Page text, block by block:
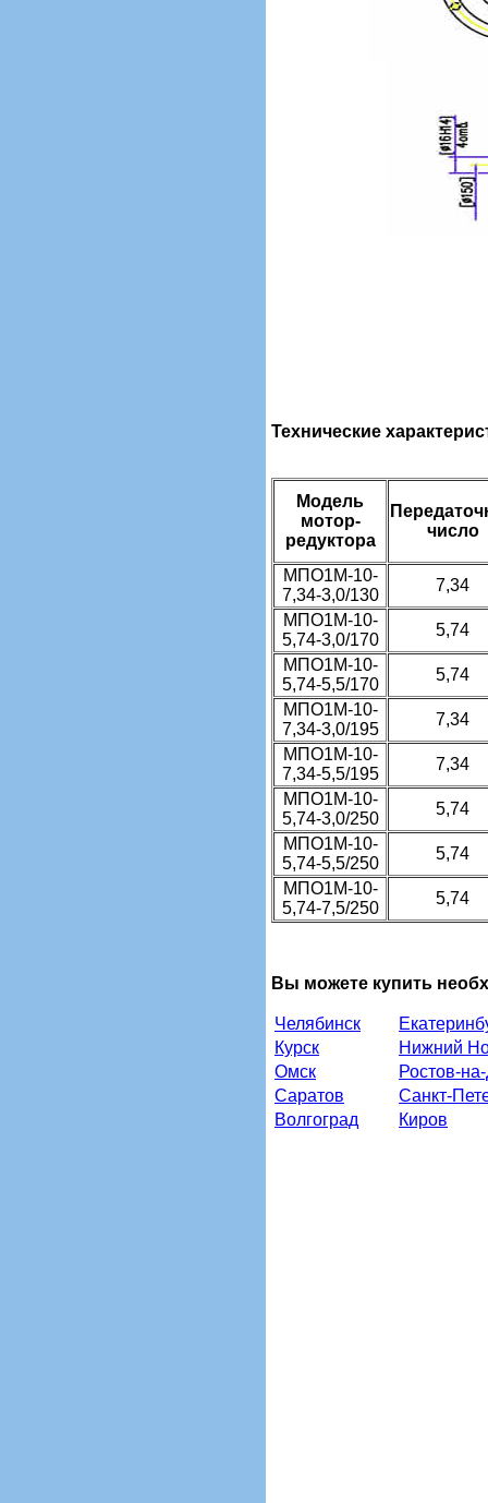
Технические
Модель
мотор-
редуктора
число
МПО1М-10-
7,34-3,0/130
7,34
МПО1М-10-
5,74-3,0/170
5,74
МПО1М-10-
5,74-5,5/170
5,74
МПО1М-10-
7,34-3,0/195
7,34
МПО1М-10-
7,34-5,5/195
7,34
МПО1М-10-
5,74-3,0/250
5,74
МПО1М-10-
5,74-5,5/250
5,74
МПО1М-10-
5,74-7,5/250
5,74
Вы можете купить
Челябинск
Курск
Нижний
Омск
Ростов-
Саратов
Санкт-
Волгоград
Киров